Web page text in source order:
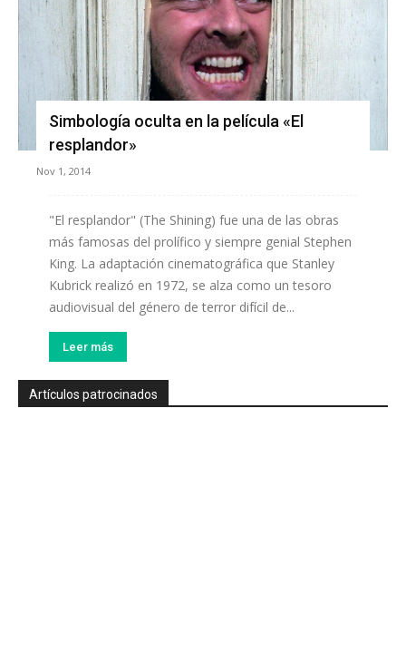
Simbología oculta en la película «El
resplandor»
Nov 1, 2014
"El resplandor" (The Shining) fue una de las obras
más famosas del prolífico y siempre genial Stephen
King. La adaptación cinematográfica que Stanley
Kubrick realizó en 1972, se alza como un tesoro
audiovisual del género de terror difícil de...
Leer más
Artículos patrocinados